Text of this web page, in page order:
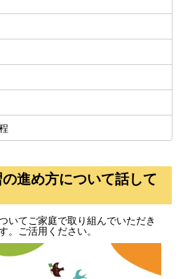
の進め方について話して
いてご家庭で取り組んでいただき
。ご活用ください。